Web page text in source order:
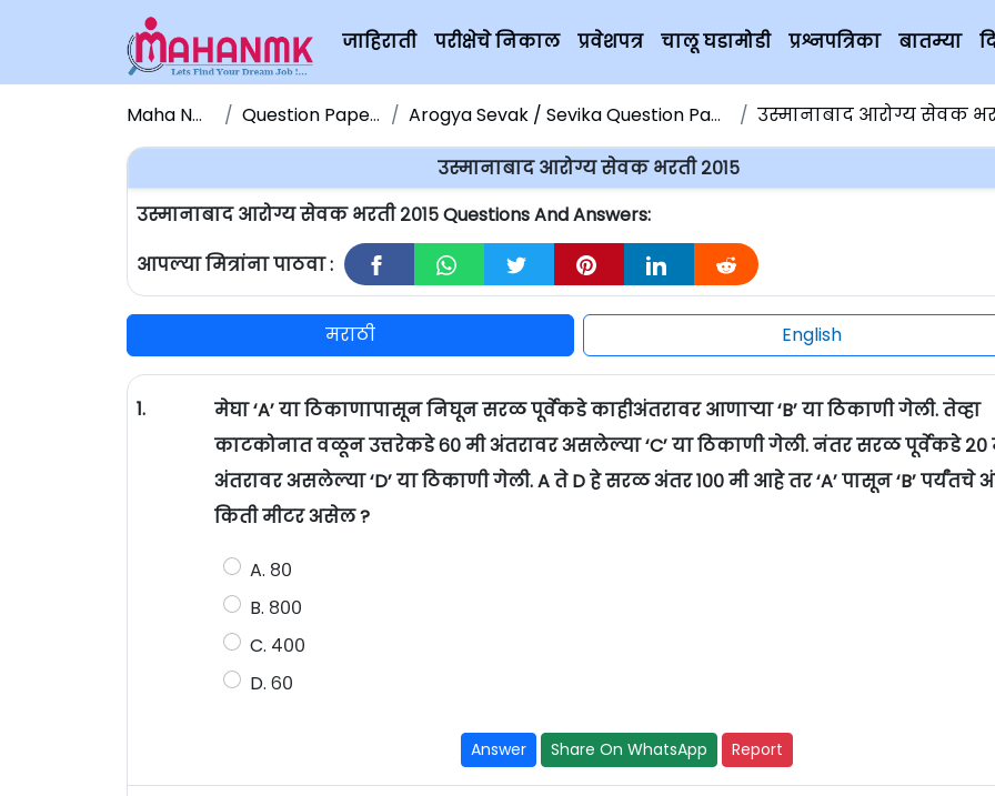
जाहिराती परीक्षेचे निकाल प्रवेशपत्र चालू घडामोडी प्रश्नपत्रिका बातम्या
Maha NMK Question Papers Arogya Sevak / Sevika Question Paper उस्मानाबाद आरोग्य सेवक भरती
उस्मानाबाद आरोग्य सेवक भरती २०१५
उस्मानाबाद आरोग्य सेवक भरती २०१५ Questions And Answers:
आपल्या मित्रांना पाठवा :
मराठी English
1.
मेघा ‘A’ या ठिकाणापासून निघून सरळ पूर्वेकडे काहीअंतरावर आणाऱ्या ‘B’ या ठिकाणी गेली. तेव्हा
काटकोनात वळून उत्तरेकडे ६० मी अंतरावर असलेल्या ‘C’ या ठिकाणी गेली. नंतर सरळ पूर्वेकडे २०
अंतरावर असलेल्या ‘D’ या ठिकाणी गेली. A ते D हे सरळ अंतर १०० मी आहे तर ‘A’ पासून ‘B’ पर्यंतचे
किती मीटर असेल ?
A. ८०
B. ८००
C. ४००
D. ६०
Answer Share On WhatsApp Report